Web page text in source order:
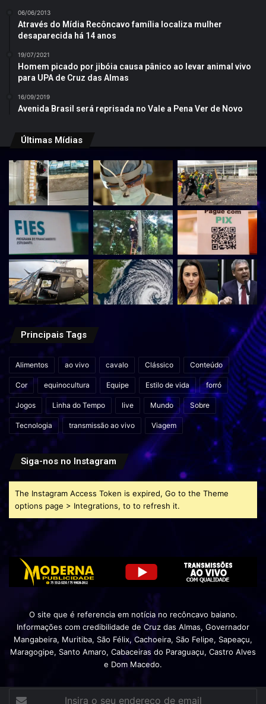
06/06/2013
Através do Mídia Recôncavo família localiza mulher
desaparecida há 14 anos
19/07/2021
Homem picado por jibóia causa pânico ao levar animal vivo
para UPA de Cruz das Almas
16/09/2019
Avenida Brasil será reprisada no Vale a Pena Ver de Novo
Últimas Mídias
Principais Tags
Alimentos ao vivo cavalo Clássico Conteúdo
Cor equinocultura Equipe Estilo de vida forró
Jogos Linha do Tempo live Mundo Sobre
Tecnologia transmissão ao vivo Viagem
Siga-nos no Instagram
The Instagram Access Token is expired, Go to the Theme
options page > Integrations, to to refresh it.
O site que é referencia em notícia no recôncavo baiano.
Informações com credibilidade de Cruz das Almas, Governador
Mangabeira, Muritiba, São Félix, Cachoeira, São Felipe, Sapeaçu,
Maragogipe, Santo Amaro, Cabaceiras do Paraguaçu, Castro Alves
e Dom Macedo.